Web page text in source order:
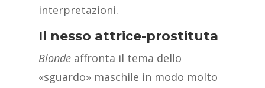
interpretazioni.
Il nesso attrice-prostituta
Blondeaffronta il tema dello
«sguardo» maschile in modo molto